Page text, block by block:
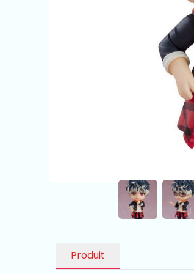
Produit